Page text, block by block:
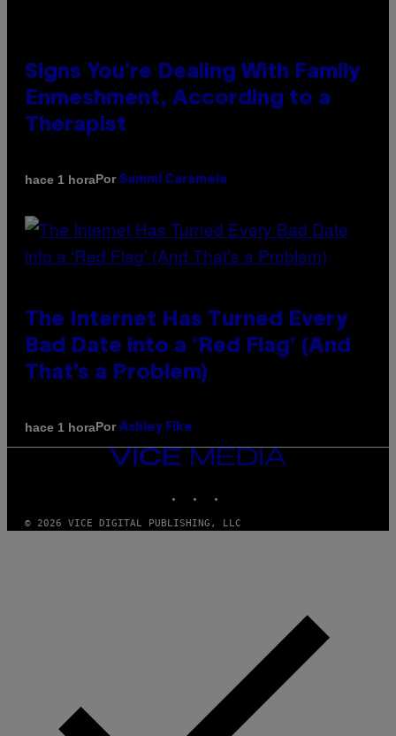
Signs You’re Dealing With Family
Enmeshment, According to a
Therapist
hace 1 horaPor Sammi Caramela
The Internet Has Turned Every
Bad Date into a ‘Red Flag’ (And
That’s a Problem)
hace 1 horaPor Ashley Fike
VICE
© 2026 VICE DIGITAL PUBLISHING, LLC